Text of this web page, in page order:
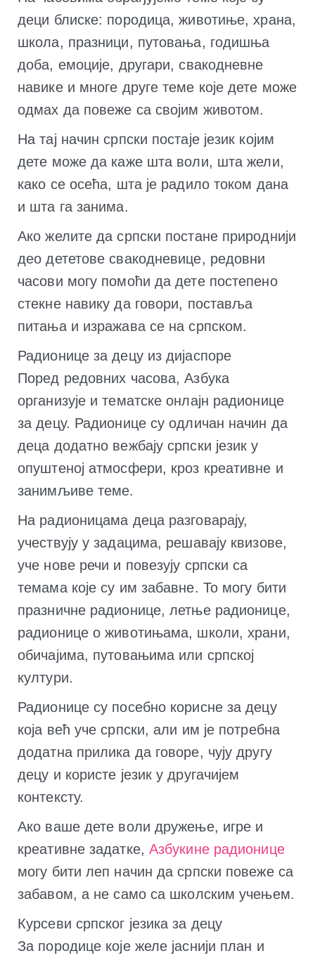
деци блиске: породица, животиње, храна,
школа, празници, путовања, годишња
доба, емоције, другари, свакодневне
навике и многе друге теме које дете може
одмах да повеже са својим животом.
На тај начин српски постаје језик којим
дете може да каже шта воли, шта жели,
како се осећа, шта је радило током дана
и шта га занима.
Ако желите да српски постане природнији
део дететове свакодневице, редовни
часови могу помоћи да дете постепено
стекне навику да говори, поставља
питања и изражава се на српском.
Радионице за децу из дијаспоре
Поред редовних часова, Азбука
организује и тематске онлајн радионице
за децу. Радионице су одличан начин да
деца додатно вежбају српски језик у
опуштеној атмосфери, кроз креативне и
занимљиве теме.
На радионицама деца разговарају,
учествују у задацима, решавају квизове,
уче нове речи и повезују српски са
темама које су им забавне. То могу бити
празничне радионице, летње радионице,
радионице о животињама, школи, храни,
обичајима, путовањима или српској
култури.
Радионице су посебно корисне за децу
која већ уче српски, али им је потребна
додатна прилика да говоре, чују другу
децу и користе језик у другачијем
контексту.
Ако ваше дете воли дружење, игре и
креативне задатке, Азбукине радионице
могу бити леп начин да српски повеже са
забавом, а не само са школским учењем.
Курсеви српског језика за децу
За породице које желе јаснији план и